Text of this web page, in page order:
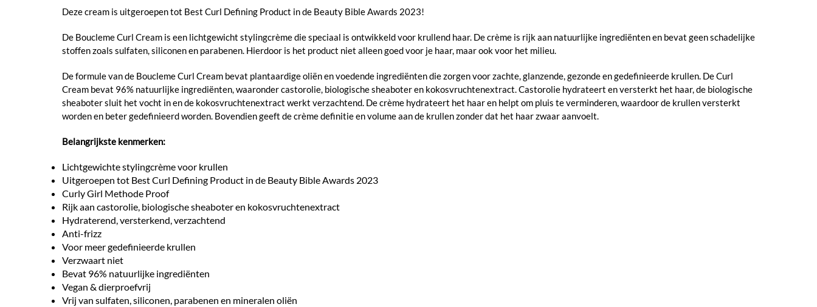
Deze cream is uitgeroepen tot Best Curl Defining Product in de Beauty Bible Awards 2023!
De Boucleme Curl Cream is een lichtgewicht stylingcrème die speciaal is ontwikkeld voor krullend haar. De crème is rijk aan natuurlijke ingrediënten en bevat geen schadelijke
stoffen zoals sulfaten, siliconen en parabenen. Hierdoor is het product niet alleen goed voor je haar, maar ook voor het milieu.
De formule van de Boucleme Curl Cream bevat plantaardige oliën en voedende ingrediënten die zorgen voor zachte, glanzende, gezonde en gedefinieerde krullen. De Curl
Cream bevat 96% natuurlijke ingrediënten, waaronder castorolie, biologische sheaboter en kokosvruchtenextract. Castorolie hydrateert en versterkt het haar, de biologische
sheaboter sluit het vocht in en de kokosvruchtenextract werkt verzachtend. De crème hydrateert het haar en helpt om pluis te verminderen, waardoor de krullen versterkt
worden en beter gedefinieerd worden. Bovendien geeft de crème definitie en volume aan de krullen zonder dat het haar zwaar aanvoelt.
Belangrijkste kenmerken:
Lichtgewichte stylingcrème voor krullen
Uitgeroepen tot Best Curl Defining Product in de Beauty Bible Awards 2023
Curly Girl Methode Proof
Rijk aan castorolie, biologische sheaboter en kokosvruchtenextract
Hydraterend, versterkend, verzachtend
Anti-frizz
Voor meer gedefinieerde krullen
Verzwaart niet
Bevat 96% natuurlijke ingrediënten
Vegan & dierproefvrij
Vrij van sulfaten, siliconen, parabenen en mineralen oliën